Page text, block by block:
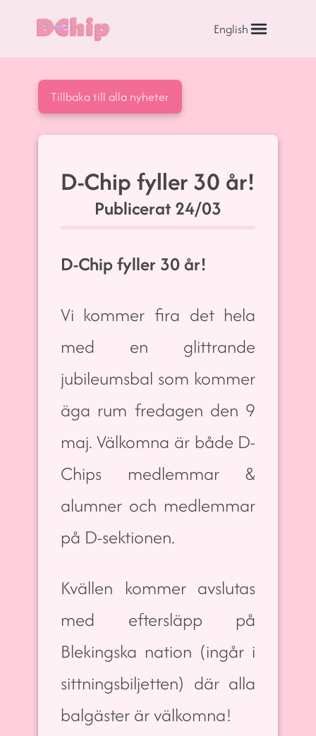
English
Tillbaka till alla nyheter
D-Chip fyller 30 år!
Publicerat24/03
D-Chip fyller 30 år!
Vi kommer fira det hela
med en glittrande
jubileumsbal som kommer
äga rum fredagen den 9
maj. Välkomna är både D-
Chips medlemmar &
alumner och medlemmar
på D-sektionen.
Kvällen kommer avslutas
med eftersläpp på
Blekingska nation (ingår i
sittningsbiljetten) där alla
balgäster är välkomna!